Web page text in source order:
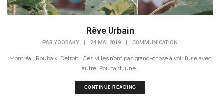
Rêve Urbain
PAR YOOBAKY | 24 MAI 2019 | COMMUNICATION
Montréal, Roubaix, Detroit… Ces villes n’ont pas grand-chose à voir l’une avec
l’autre. Pourtant, une...
CONTINUE READING